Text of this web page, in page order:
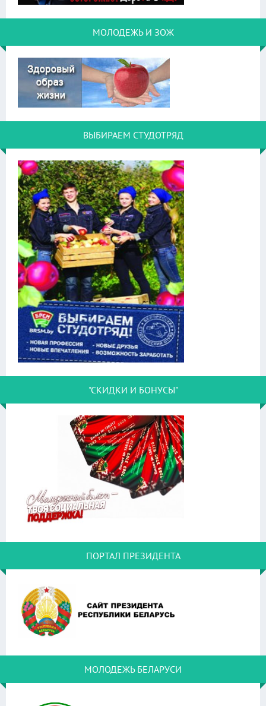
МОЛОДЕЖЬ И ЗОЖ
ВЫБИРАЕМ СТУДОТРЯД
"СКИДКИ И БОНУСЫ"
ПОРТАЛ ПРЕЗИДЕНТА
МОЛОДЕЖЬ БЕЛАРУСИ